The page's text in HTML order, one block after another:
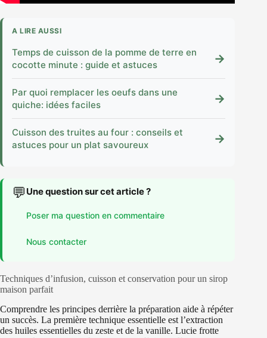
A LIRE AUSSI
Temps de cuisson de la pomme de terre en
cocotte minute : guide et astuces
→
Par quoi remplacer les oeufs dans une
quiche: idées faciles
→
Cuisson des truites au four : conseils et
astuces pour un plat savoureux
→
💬 Une question sur cet article ?
Poser ma question en commentaire
Nous contacter
Techniques d’infusion, cuisson et conservation pour un sirop
maison parfait
Comprendre les principes derrière la préparation aide à répéter
un succès. La première technique essentielle est l’extraction
des huiles essentielles du zeste et de la vanille. Lucie frotte